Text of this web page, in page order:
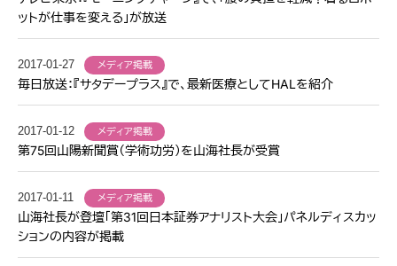
ットが仕事を変える」が放送
2017-01-27 メディア掲載
毎日放送：『サタデープラス』で、最新医療としてHALを紹介
2017-01-12 メディア掲載
第75回山陽新聞賞（学術功労）を山海社長が受賞
2017-01-11 メディア掲載
山海社長が登壇「第31回日本証券アナリスト大会」パネルディスカッ
ションの内容が掲載